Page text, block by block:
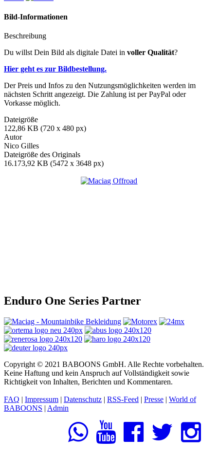
Bild-Informationen
Beschreibung
Du willst Dein Bild als digitale Datei in voller Qualität?
Hier geht es zur Bildbestellung.
Der Preis und Infos zu den Nutzungsmöglichkeiten werden im
nächsten Schritt angezeigt. Die Zahlung ist per PayPal oder
Vorkasse möglich.
Dateigröße
122,86 KB (720 x 480 px)
Autor
Nico Gilles
Dateigröße des Originals
16.173,92 KB (5472 x 3648 px)
Enduro One Series Partner
Copyright © 2021 BABOONS GmbH. Alle Rechte vorbehalten.
Keine Haftung und kein Anspruch auf Vollständigkeit sowie
Richtigkeit von Inhalten, Berichten und Kommentaren.
FAQ | Impressum | Datenschutz | RSS-Feed | Presse | World of
BABOONS | Admin